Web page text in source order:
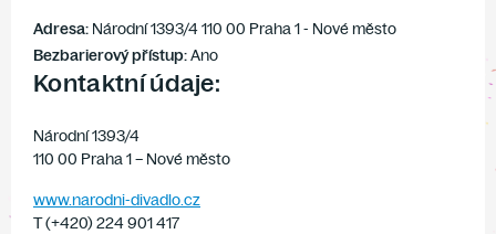
Adresa: Národní 1393/4 110 00 Praha 1 - Nové město
Bezbarierový přístup:Ano
Kontaktní údaje:
Národní 1393/4
110 00 Praha 1 – Nové město
www.narodni-divadlo.cz
T (+420) 224 901 417